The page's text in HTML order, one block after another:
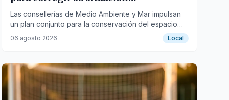
hidroecológica
Las consellerías de Medio Ambiente y Mar impulsan
un plan conjunto para la conservación del espacio
natural y la actividad marisquera.
06 agosto 2026 Local